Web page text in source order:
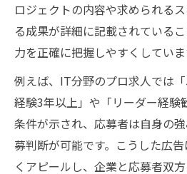
ロジェクトの内容や求められる
る成果が詳細に記載されている
力を正確に把握しやすくしていま
例えば、IT分野のプロ求人では
経験3年以上」や「リーダー経験
条件が示され、応募者は自身の
募判断が可能です。こうした広
くアピールし、企業と応募者双